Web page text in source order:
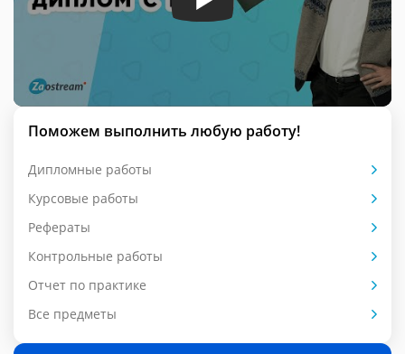
Поможем выполнить любую работу!
Дипломные работы
Курсовые работы
Рефераты
Контрольные работы
Отчет по практике
Все предметы